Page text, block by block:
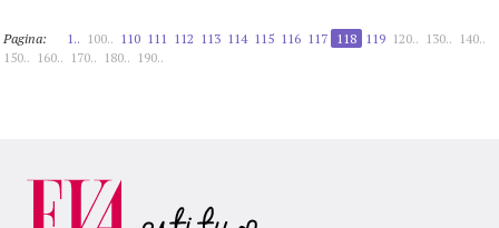
Pagina: 1.. 100.. 110 111 112 113 114 115 116 117 118 119 120.. 130.. 140..
150.. 160.. 170.. 180.. 190..